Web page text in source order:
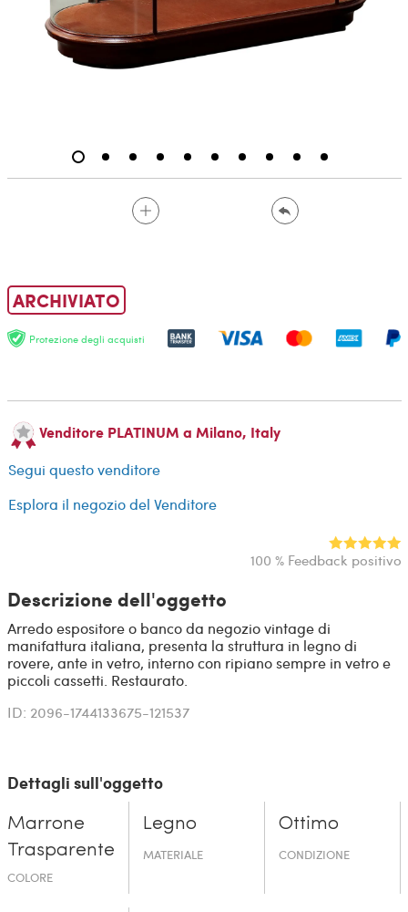
ARCHIVIATO
Protezione degli acquisti
Venditore PLATINUM a Milano, Italy
Segui questo venditore
Esplora il negozio del Venditore
100 % Feedback positivo
Descrizione dell'oggetto
Arredo espositore o banco da negozio vintage di
manifattura italiana, presenta la struttura in legno di
rovere, ante in vetro, interno con ripiano sempre in vetro e
piccoli cassetti. Restaurato.
ID: 2096-1744133675-121537
Dettagli sull'oggetto
Marrone
Trasparente
COLORE
Legno
MATERIALE
Ottimo
CONDIZIONE